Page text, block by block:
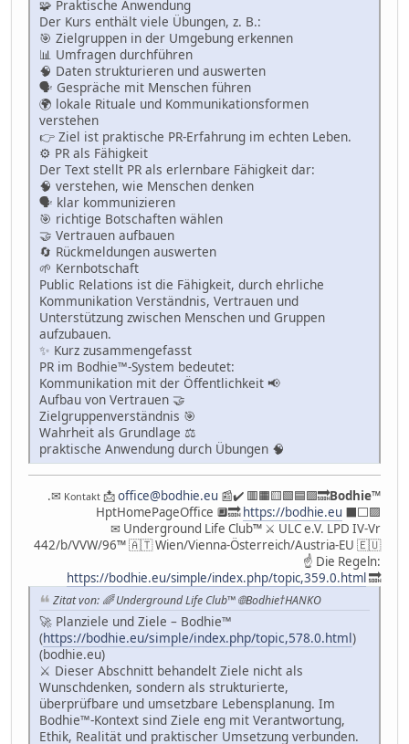
🧩 Praktische Anwendung
Der Kurs enthält viele Übungen, z. B.:
🎯 Zielgruppen in der Umgebung erkennen
📊 Umfragen durchführen
🧠 Daten strukturieren und auswerten
🗣 Gespräche mit Menschen führen
🌍 lokale Rituale und Kommunikationsformen
verstehen
👉 Ziel ist praktische PR-Erfahrung im echten Leben.
⚙️ PR als Fähigkeit
Der Text stellt PR als erlernbare Fähigkeit dar:
🧠 verstehen, wie Menschen denken
🗣 klar kommunizieren
🎯 richtige Botschaften wählen
🤝 Vertrauen aufbauen
🔄 Rückmeldungen auswerten
🌱 Kernbotschaft
Public Relations ist die Fähigkeit, durch ehrliche
Kommunikation Verständnis, Vertrauen und
Unterstützung zwischen Menschen und Gruppen
aufzubauen.
✨ Kurz zusammengefasst
PR im Bodhie™-System bedeutet:
Kommunikation mit der Öffentlichkeit 📢
Aufbau von Vertrauen 🤝
Zielgruppenverständnis 🎯
Wahrheit als Grundlage ⚖️
praktische Anwendung durch Übungen 🧠
.✉ Kontakt 📩office@bodhie.eu 📰✔️ 🟥🟧🟨🟩🟦🟪🔜Bodhie™
HptHomePageOffice 🔲🔜 https://bodhie.eu ⬛️⬜️🟪
✉ Underground Life Club™ ⚔ ULC e.V. LPD IV-Vr
442/b/VVW/96™ 🇦🇹 Wien/Vienna-Österreich/Austria-EU 🇪🇺
☝ Die Regeln:
https://bodhie.eu/simple/index.php/topic,359.0.html 🔜
Zitat von: 🌈 Underground Life Club™ 🌐Bodhie†HANKO
🚀 Planziele und Ziele – Bodhie™
(https://bodhie.eu/simple/index.php/topic,578.0.html)
(bodhie.eu)
⚔️ Dieser Abschnitt behandelt Ziele nicht als
Wunschdenken, sondern als strukturierte,
überprüfbare und umsetzbare Lebensplanung. Im
Bodhie™-Kontext sind Ziele eng mit Verantwortung,
Ethik, Realität und praktischer Umsetzung verbunden.